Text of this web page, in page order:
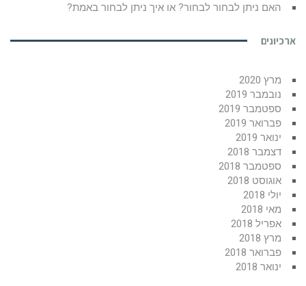
האם ניתן לבחור לבחור? או איך ניתן לבחור באמת?
ארכיונים
מרץ 2020
נובמבר 2019
ספטמבר 2019
פברואר 2019
ינואר 2019
דצמבר 2018
ספטמבר 2018
אוגוסט 2018
יולי 2018
מאי 2018
אפריל 2018
מרץ 2018
פברואר 2018
ינואר 2018